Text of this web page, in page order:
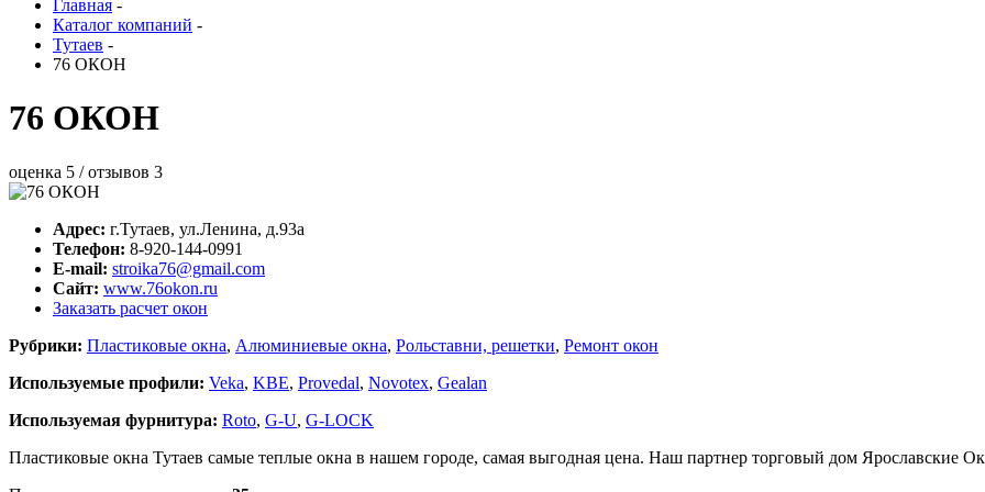
Главная -
Каталог компаний -
Тутаев -
76 ОКОН
76 ОКОН
оценка 5 / отзывов 3
Адрес: г.Тутаев, ул.Ленина, д.93а
Телефон: 8-920-144-0991
E-mail: stroika76@gmail.com
Сайт: www.76okon.ru
Заказать расчет окон
Рубрики: Пластиковые окна, Алюминиевые окна, Рольставни, решетки, Ремонт окон
Используемые профили: Veka, KBE, Provedal, Novotex, Gealan
Используемая фурнитура: Roto, G-U, G-LOCK
Пластиковые окна Тутаев самые теплые окна в нашем городе, самая выгодная цена. Наш партнер торговый дом Ярославские